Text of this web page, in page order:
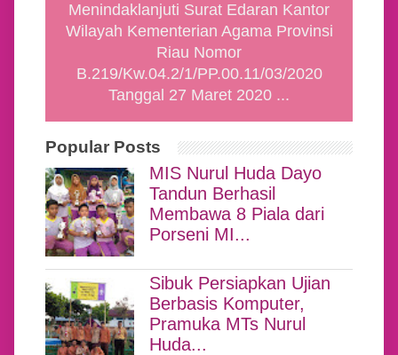
Menindaklanjuti Surat Edaran Kantor
Wilayah Kementerian Agama Provinsi
Riau Nomor
B.219/Kw.04.2/1/PP.00.11/03/2020
Tanggal 27 Maret 2020 ...
Popular Posts
MIS Nurul Huda Dayo
Tandun Berhasil
Membawa 8 Piala dari
Porseni MI...
Sibuk Persiapkan Ujian
Berbasis Komputer,
Pramuka MTs Nurul
Huda...